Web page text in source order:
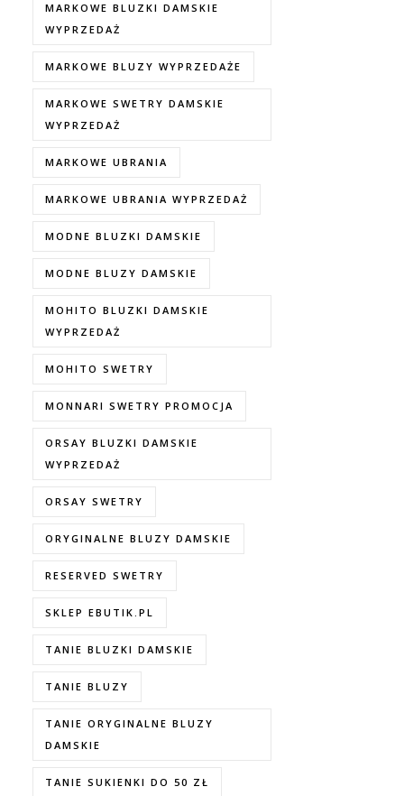
MARKOWE BLUZKI DAMSKIE
WYPRZEDAŻ
MARKOWE BLUZY WYPRZEDAŻE
MARKOWE SWETRY DAMSKIE
WYPRZEDAŻ
MARKOWE UBRANIA
MARKOWE UBRANIA WYPRZEDAŻ
MODNE BLUZKI DAMSKIE
MODNE BLUZY DAMSKIE
MOHITO BLUZKI DAMSKIE
WYPRZEDAŻ
MOHITO SWETRY
MONNARI SWETRY PROMOCJA
ORSAY BLUZKI DAMSKIE
WYPRZEDAŻ
ORSAY SWETRY
ORYGINALNE BLUZY DAMSKIE
RESERVED SWETRY
SKLEP EBUTIK.PL
TANIE BLUZKI DAMSKIE
TANIE BLUZY
TANIE ORYGINALNE BLUZY
DAMSKIE
TANIE SUKIENKI DO 50 ZŁ